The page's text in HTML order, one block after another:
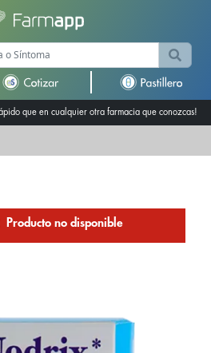
que en cualquier otra farmacia que conozcas!
Producto no disponible